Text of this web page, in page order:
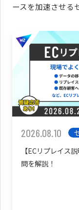
ースを加速させる
2026.08.10
【ECリプレイス
問を解説！